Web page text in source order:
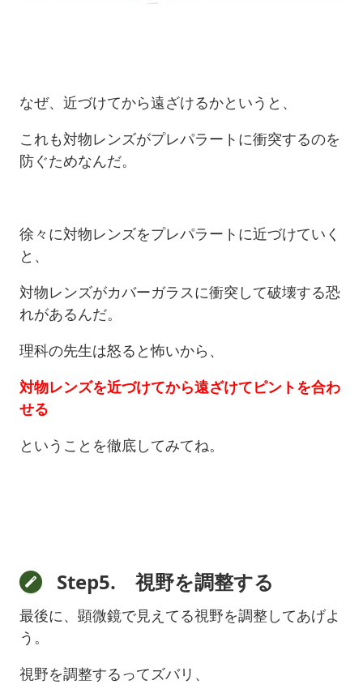
なぜ、近づけてから遠ざけるかというと、
これも対物レンズがプレパラートに衝突するのを
防ぐためなんだ。
徐々に対物レンズをプレパラートに近づけていく
と、
対物レンズがカバーガラスに衝突して破壊する恐
れがあるんだ。
理科の先生は怒ると怖いから、
対物レンズを近づけてから遠ざけてピントを合わ
せる
ということを徹底してみてね。
Step5. 視野を調整する
最後に、顕微鏡で見えてる視野を調整してあげよ
う。
視野を調整するってズバリ、